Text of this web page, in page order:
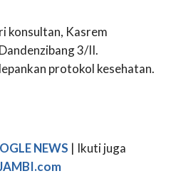
konsultan, Kasrem
3/II.
protokol kesehatan.
NEWS | Ikuti juga